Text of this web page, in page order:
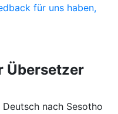
für uns haben,
Übersetzer
nach Sesotho